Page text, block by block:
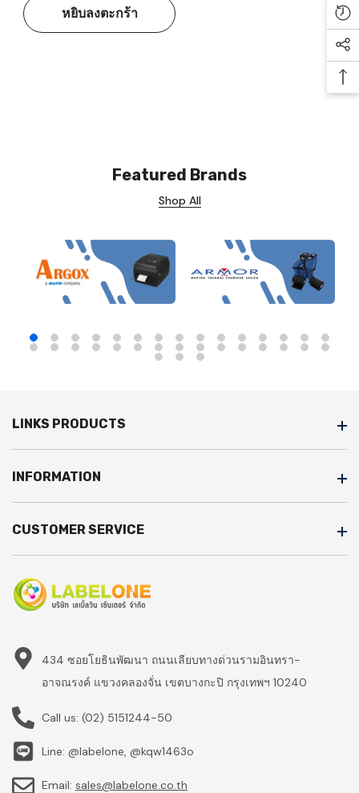
หยิบลงตะกร้า
Featured Brands
Shop All
LINKS PRODUCTS
INFORMATION
CUSTOMER SERVICE
434 ซอยโยธินพัฒนา ถนนเลียบทางด่วนรามอินทรา-
อาจณรงค์ แขวงคลองจั่น เขตบางกะปิ กรุงเทพฯ 10240
Call us: (02) 5151244-50
Line: @labelone, @kqw1463o
Email: sales@labelone.co.th